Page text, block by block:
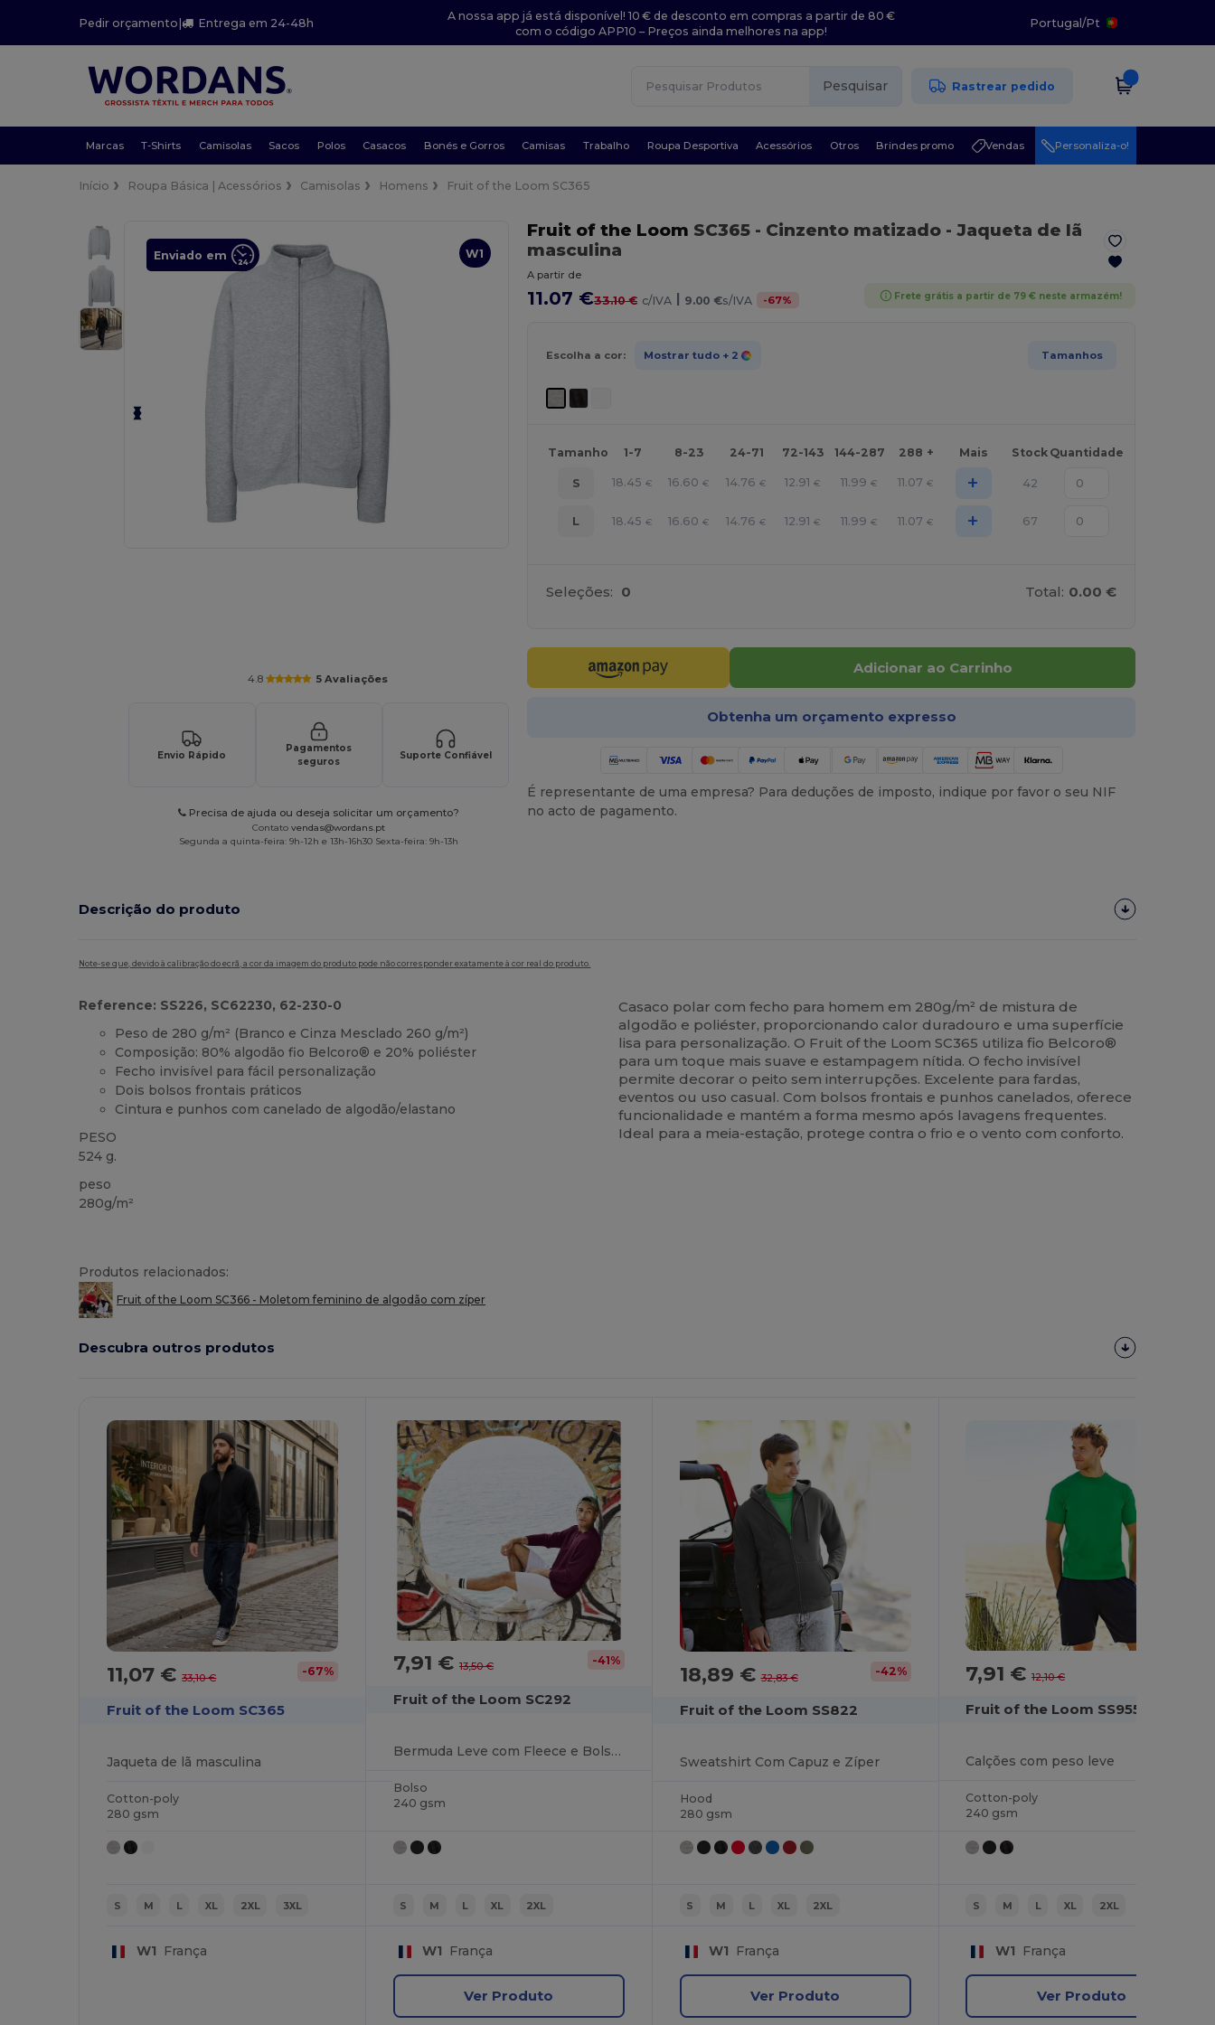
Pedir orçamento| Entrega em 24-48h
A nossa app já está disponível! 10 € de desconto em compras a partir de 80 €
com o código APP10 – Preços ainda melhores na app!
Portugal/Pt
Pesquisar Rastrear pedido
Marcas T-Shirts Camisolas Sacos Polos Casacos Bonés e Gorros Camisas Trabalho Roupa Desportiva Acessórios Otros Brindes promo Vendas Personaliza-o!
Início Roupa Básica | Acessórios Camisolas Homens Fruit of the Loom SC365
W1
Enviado em
4.8 5 Avaliações
Envio Rápido
Pagamentos
seguros
Suporte Confiável
Precisa de ajuda ou deseja solicitar um orçamento?
Contatovendas@wordans.pt
Segunda a quinta-feira: 9h-12h e 13h-16h30 Sexta-feira: 9h-13h
Fruit of the Loom SC365 - Cinzento matizado- Jaqueta de lã
masculina
A partir de
11.07 €33.10 € c/IVA | 9.00 €s/IVA -67% Frete grátis a partir de 79 € neste armazém!
Escolha a cor: Mostrar tudo + 2 Tamanhos
Tamanho 1-7 8-23 24-71 72-143 144-287 288 + Mais Stock Quantidade
S 18.45 € 16.60 € 14.76 € 12.91 € 11.99 € 11.07 € + 42
L 18.45 € 16.60 € 14.76 € 12.91 € 11.99 € 11.07 € + 67
Seleções: 0 Total: 0.00 €
Adicionar ao Carrinho
Obtenha um orçamento expresso
É representante de uma empresa? Para deduções de imposto, indique por favor o seu NIF
no acto de pagamento.
Descrição do produto
Note-se que, devido à calibração do ecrã, a cor da imagem do produto pode não corresponder exatamente à cor real do produto.
Reference: SS226, SC62230, 62-230-0
Peso de 280 g/m² (Branco e Cinza Mesclado 260 g/m²)
Composição: 80% algodão fio Belcoro® e 20% poliéster
Fecho invisível para fácil personalização
Dois bolsos frontais práticos
Cintura e punhos com canelado de algodão/elastano
PESO
524 g.
peso
280g/m²
Casaco polar com fecho para homem em 280g/m² de mistura de
algodão e poliéster, proporcionando calor duradouro e uma superfície
lisa para personalização. O Fruit of the Loom SC365 utiliza fio Belcoro®
para um toque mais suave e estampagem nítida. O fecho invisível
permite decorar o peito sem interrupções. Excelente para fardas,
eventos ou uso casual. Com bolsos frontais e punhos canelados, oferece
funcionalidade e mantém a forma mesmo após lavagens frequentes.
Ideal para a meia-estação, protege contra o frio e o vento com conforto.
Produtos relacionados:
Fruit of the Loom SC366 - Moletom feminino de algodão com zíper
Descubra outros produtos
11,07 €33,10 € -67%
Fruit of the Loom SC365
Jaqueta de lã masculina
Cotton-poly
280 gsm
S M L XL 2XL 3XL
W1 França
7,91 € 13,50 € -41%
Fruit of the Loom SC292
Bermuda Leve com Fleece e Bolsos Laterais
Bolso
240 gsm
S M L XL 2XL
W1 França
Ver Produto
18,89 €32,83 € -42%
Fruit of the Loom SS822
Sweatshirt Com Capuz e Zíper
Hood
280 gsm
S M L XL 2XL
W1 França
Ver Produto
7,91 €12,10 €
Fruit of the Loom SS955
Calções com peso leve
Cotton-poly
240 gsm
S M L XL 2XL
W1 França
Ver Produto